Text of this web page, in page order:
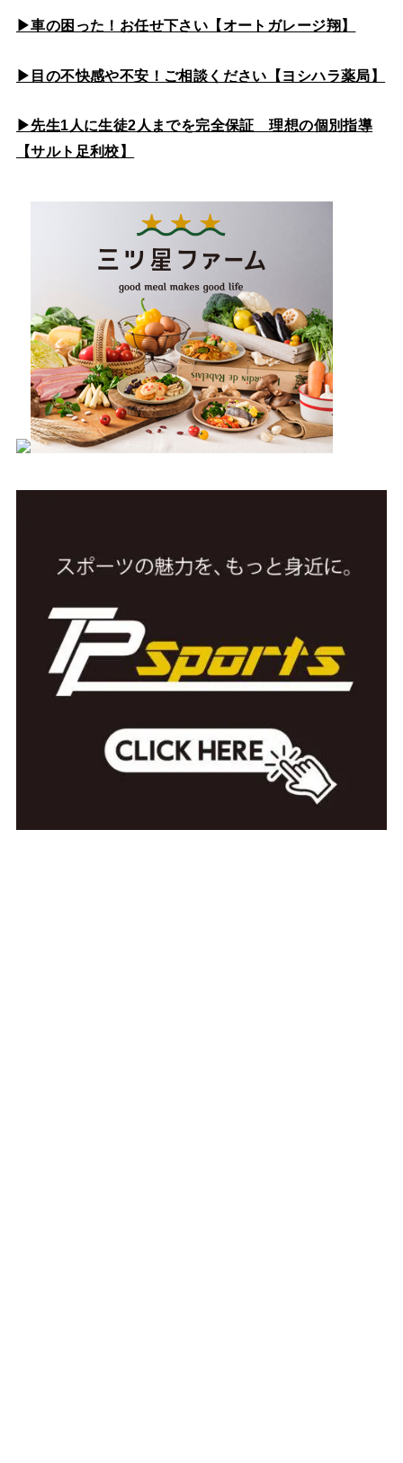
▶車の困った！お任せ下さい【オートガレージ翔】
▶目の不快感や不安！ご相談ください【ヨシハラ薬局】
▶先生1人に生徒2人までを完全保証 理想の個別指導
【サルト足利校】